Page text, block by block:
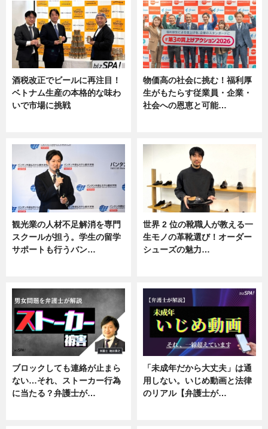
酒税改正でビールに再注目！
ベトナム生産の本格的な味わ
いで市場に挑戦
物価高の社会に挑む！福利厚
生がもたらす従業員・企業・
社会への恩恵と可能…
観光業の人材不足解消を専門
スクールが担う。学生の留学
サポートも行うバン…
世界 2 位の靴職人が教える一
生モノの革靴選び！オーダー
シューズの魅力…
ブロックしても連絡が止まら
ない…それ、ストーカー行為
に当たる？弁護士が…
「未成年だから大丈夫」は通
用しない。いじめ動画と法律
のリアル【弁護士が…